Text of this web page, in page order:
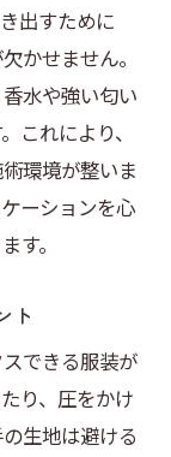
出すために
かせません。
水や強い匂い
これにより、
環境が整いま
ーションを心
す。
ト
できる服装が
り、圧をかけ
生地は避ける